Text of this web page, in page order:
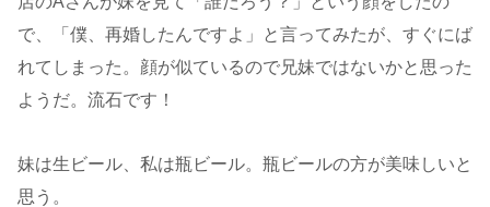
で、「僕、再婚したんですよ」と言ってみたが、すぐにば
れてしまった。顔が似ているので兄妹ではないかと思った
ようだ。流石です！
妹は生ビール、私は瓶ビール。瓶ビールの方が美味しいと
思う。